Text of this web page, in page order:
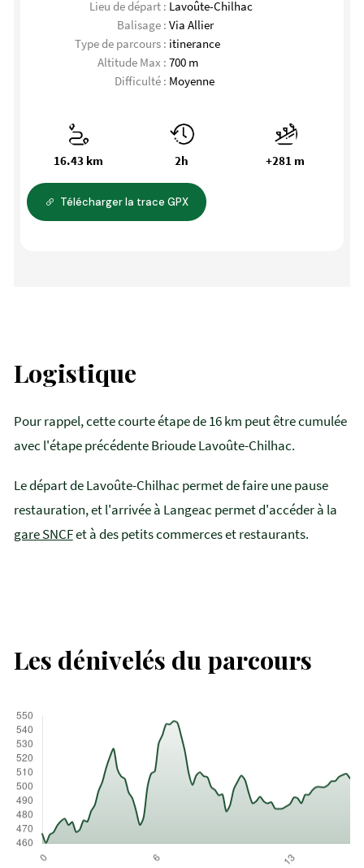
Lieu de départ : Lavoûte-Chilhac
Balisage : Via Allier
Type de parcours : itinerance
Altitude Max : 700 m
Difficulté : Moyenne
16.43 km 2h +281 m
Télécharger la trace GPX
Logistique
Pour rappel, cette courte étape de 16 km peut être cumulée
avec l'étape précédente Brioude Lavoûte-Chilhac.
Le départ de Lavoûte-Chilhac permet de faire une pause
restauration, et l'arrivée à Langeac permet d'accéder à la
gare SNCFet à des petits commerces et restaurants.
Les dénivelés du parcours